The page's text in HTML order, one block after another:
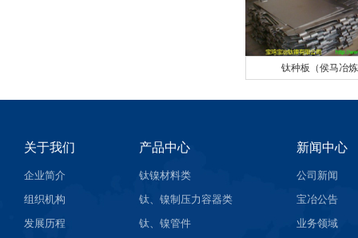
钛种板（侯马冶
关于我们
企业简介
组织机构
发展历程
产品中心
钛镍材料类
钛、镍制压力容器类
钛、镍管件
新闻中心
公司新闻
宝冶公告
业务领域